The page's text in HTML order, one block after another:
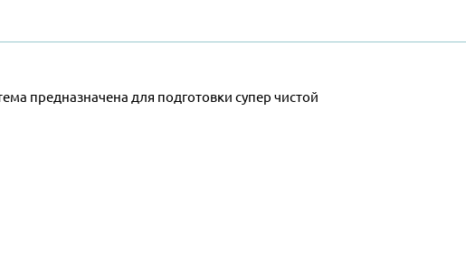
предназначена для подготовки супер чистой